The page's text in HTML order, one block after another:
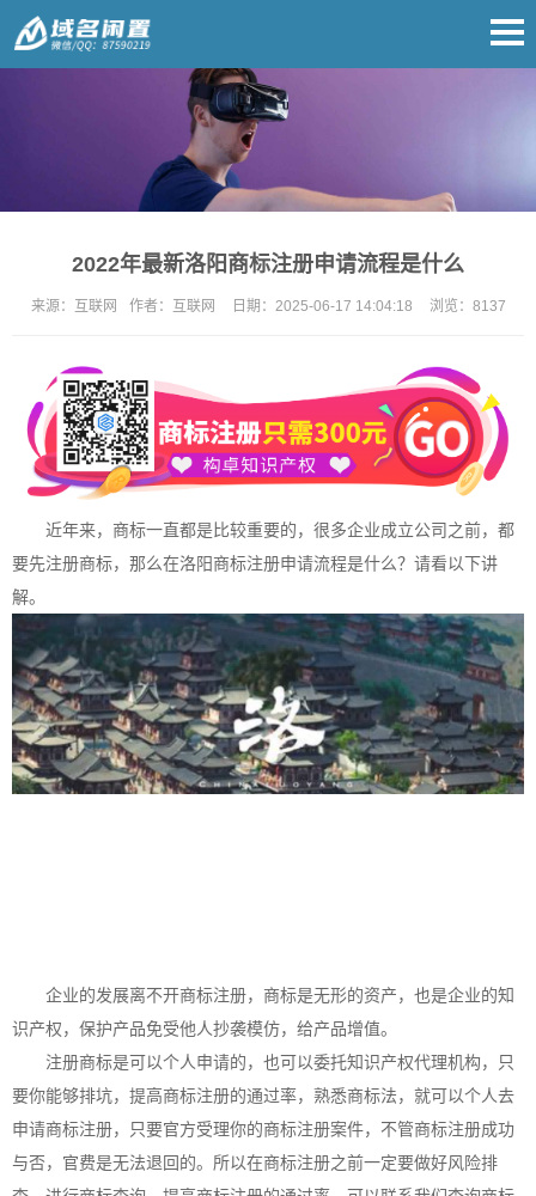
2022年最新洛阳商标注册申请流程是什么
来源： 互联网 作者： 互联网 日期： 2025-06-17 14:04:18 浏览： 8137
近年来，商标一直都是比较重要的，很多企业成立公司之前，都
要先注册商标，那么在洛阳商标注册申请流程是什么？请看以下讲
解。
企业的发展离不开商标注册，商标是无形的资产，也是企业的知
识产权，保护产品免受他人抄袭模仿，给产品增值。
注册商标是可以个人申请的，也可以委托知识产权代理机构，只
要你能够排坑，提高商标注册的通过率，熟悉商标法，就可以个人去
申请商标注册，只要官方受理你的商标注册案件，不管商标注册成功
与否，官费是无法退回的。所以在商标注册之前一定要做好风险排